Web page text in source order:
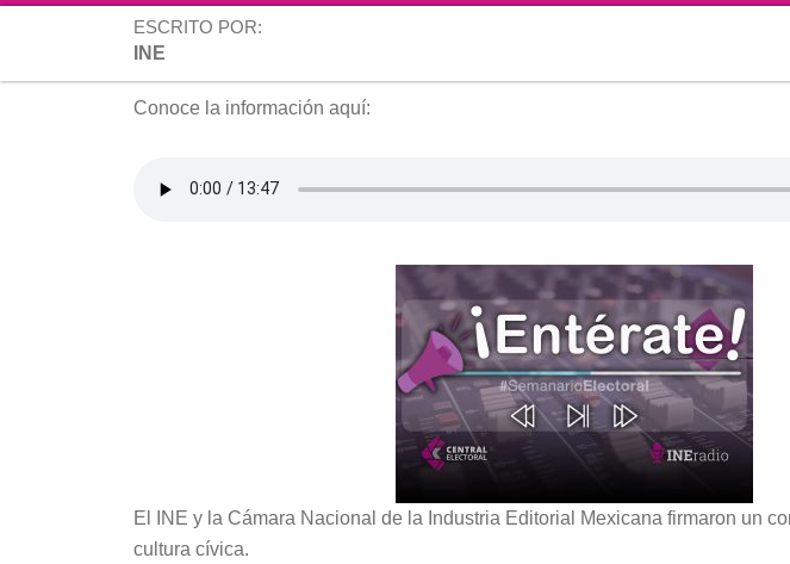
ESCRITO POR:
INE
Conoce la información aquí:
El INE y la Cámara Nacional de la Industria Editorial Mexicana firmaron un
cultura cívica.